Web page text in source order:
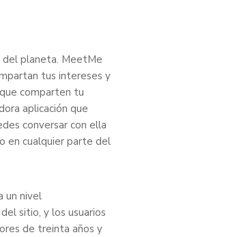
del planeta. MeetMe
tus intereses y
comparten tu
aplicación que
conversar con ella
en cualquier parte del
un nivel
sitio, y los usuarios
de treinta años y